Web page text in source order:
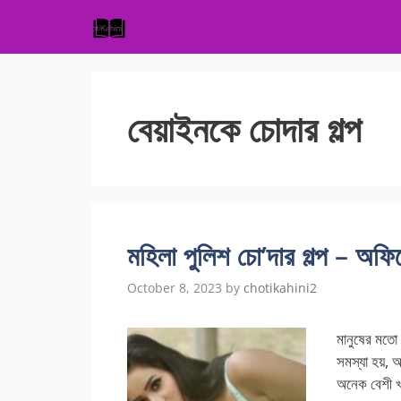
content
বেয়াইনকে চোদার গল্প
মহিলা পুলিশ চো’দার গল্প –
October 8, 2023 by chotikahini2
মানুষের মতো
সমস্যা হয়,
অনেক বেশী